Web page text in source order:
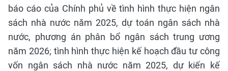
báo cáo của Chính phủ về tình hình thực hiện ngân
sách nhà nước năm 2025, dự toán ngân sách nhà
nước, phương án phân bổ ngân sách trung ương
năm 2026; tình hình thực hiện kế hoạch đầu tư công
vốn ngân sách nhà nước năm 2025, dự kiến kế